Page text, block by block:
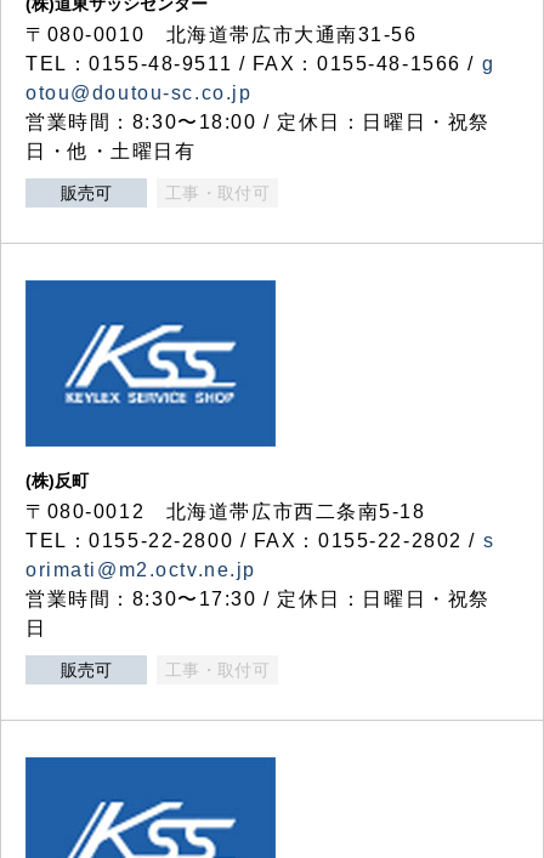
〒080-0010 北海道帯広市大通南31-56
TEL：0155-48-9511 / FAX：0155-48-1566 / g
otou@doutou-sc.co.jp
営業時間：8:30〜18:00 / 定休日：日曜日・祝祭
日・他・土曜日有
販売可 工事・取付可
(株)反町
〒080-0012 北海道帯広市西二条南5-18
TEL：0155-22-2800 / FAX：0155-22-2802 / s
orimati@m2.octv.ne.jp
営業時間：8:30〜17:30 / 定休日：日曜日・祝祭
日
販売可 工事・取付可